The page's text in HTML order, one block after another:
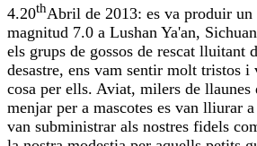
4.20thAbril de 2013: es va produir un
magnitud 7.0 a Lushan Ya'an,
els grups de gossos de rescat lluitant
desastre, ens vam sentir molt tristos
cosa per ells. Aviat, milers de
menjar per a mascotes es van lliurar
van subministrar als nostres fidels